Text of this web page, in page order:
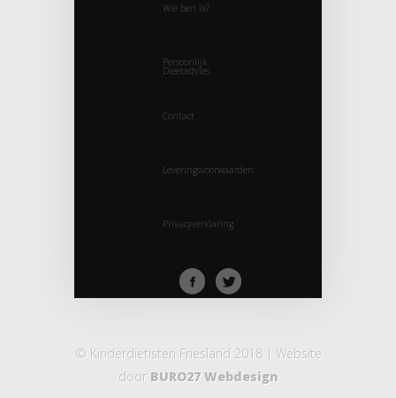
Wie ben ik?
Persoonlijk
Dieetadvies
Contact
Leveringsvoorwaarden
Privacyverklaring
© Kinderdiëtisten Friesland 2018 | Website
door BURO27 Webdesign